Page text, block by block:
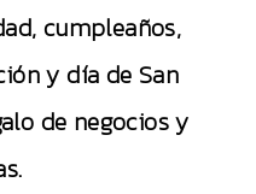
cumpleaños,
y día de San
de negocios y